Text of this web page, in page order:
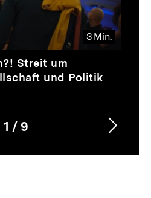
3 Min.
Streit um
und Politik
Karussellinhalt
1
von
/ 9
Inhalt